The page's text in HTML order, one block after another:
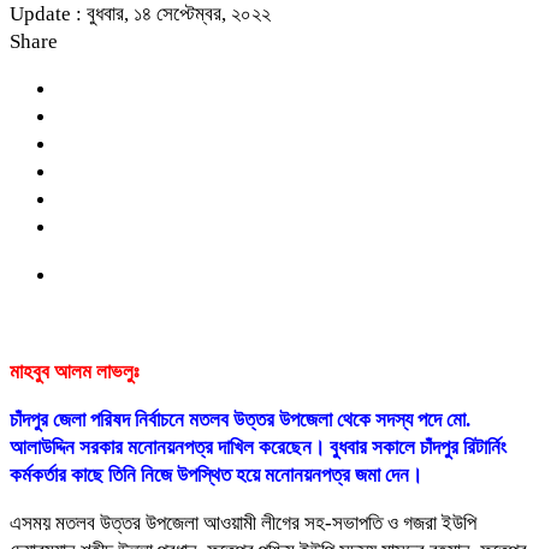
Update : বুধবার, ১৪ সেপ্টেম্বর, ২০২২
Share
মাহবুব আলম লাভলুঃ
চাঁদপুর জেলা পরিষদ নির্বাচনে মতলব উত্তর উপজেলা থেকে সদস্য পদে মো.
আলাউদ্দিন সরকার মনোনয়নপত্র দাখিল করেছেন। বুধবার সকালে চাঁদপুর রিটার্নিং
কর্মকর্তার কাছে তিনি নিজে উপস্থিত হয়ে মনোনয়নপত্র জমা দেন।
এসময় মতলব উত্তর উপজেলা আওয়ামী লীগের সহ-সভাপতি ও গজরা ইউপি